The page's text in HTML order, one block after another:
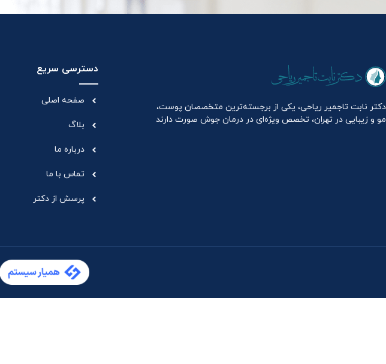
دکتر نابت تاجمیر ریاحی، یکی از برجسته‌ترین متخصصان پوست،
مو و زیبایی در تهران، تخصص ویژه‌ای در درمان جوش صورت دارند
دسترسی سریع
صفحه اصلی
بلاگ
درباره ما
تماس با ما
پرسش از دکتر